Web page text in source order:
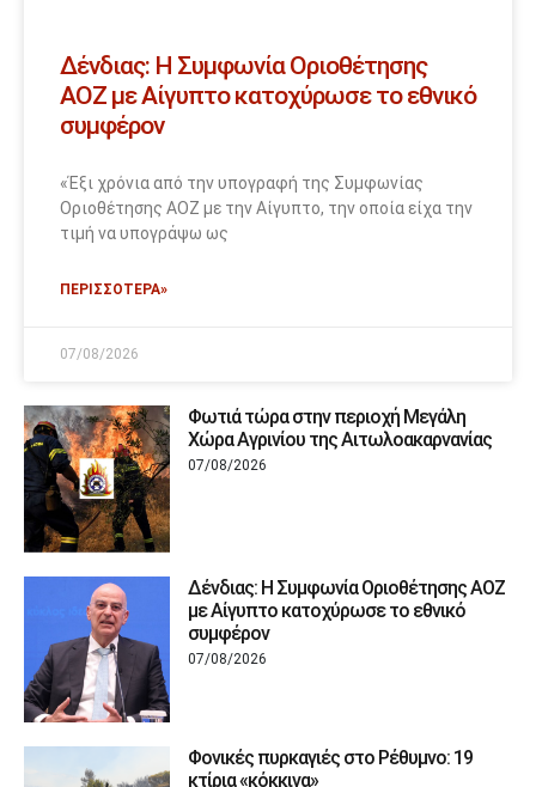
Δένδιας: Η Συμφωνία Οριοθέτησης
ΑΟΖ με Αίγυπτο κατοχύρωσε το εθνικό
συμφέρον
«Έξι χρόνια από την υπογραφή της Συμφωνίας
Οριοθέτησης ΑΟΖ με την Αίγυπτο, την οποία είχα την
τιμή να υπογράψω ως
ΠΕΡΙΣΣΟΤΕΡΑ»
07/08/2026
Φωτιά τώρα στην περιοχή Μεγάλη
Χώρα Αγρινίου της Αιτωλοακαρνανίας
07/08/2026
Δένδιας: Η Συμφωνία Οριοθέτησης ΑΟΖ
με Αίγυπτο κατοχύρωσε το εθνικό
συμφέρον
07/08/2026
Φονικές πυρκαγιές στο Ρέθυμνο: 19
κτίρια «κόκκινα»